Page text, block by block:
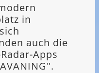
in
auch die
Apps